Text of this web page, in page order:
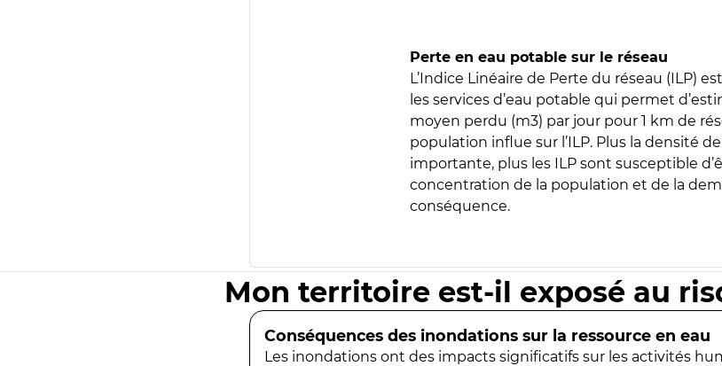
Perte en eau potable sur le réseau
L’Indice Linéaire de Perte du réseau (ILP)
les services d’eau potable qui permet
moyen perdu (m3) par jour pour 1 km de
population influe sur l’ILP. Plus la densité
importante, plus les ILP sont susceptible
concentration de la population et de la
conséquence.
Mon territoire est-il exposé au
Conséquences des inondations sur la ressource en eau
Les inondations ont des impacts significatifs sur les activités